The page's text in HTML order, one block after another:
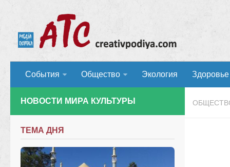
События Общество Экология Здоровье
НОВОСТИ МИРА КУЛЬТУРЫ
ТЕМА ДНЯ